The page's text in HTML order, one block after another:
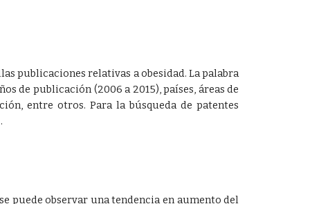
publicaciones relativas a obesidad. La palabra
de publicación (2006 a 2015), países, áreas de
entre otros. Para la búsqueda de patentes
puede observar una tendencia en aumento del